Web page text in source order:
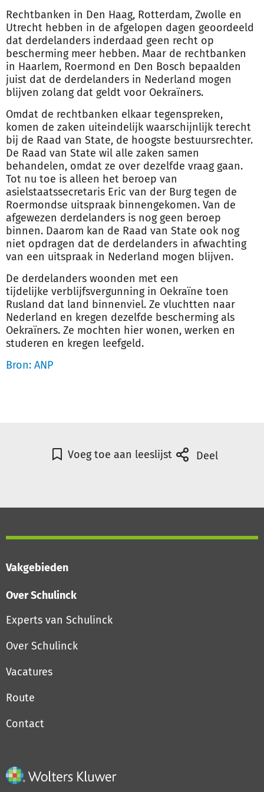
Rechtbanken in Den Haag, Rotterdam, Zwolle en
Utrecht hebben in de afgelopen dagen geoordeeld
dat derdelanders inderdaad geen recht op
bescherming meer hebben. Maar de rechtbanken
in Haarlem, Roermond en Den Bosch bepaalden
juist dat de derdelanders in Nederland mogen
blijven zolang dat geldt voor Oekraïners.
Omdat de rechtbanken elkaar tegenspreken,
komen de zaken uiteindelijk waarschijnlijk terecht
bij de Raad van State, de hoogste bestuursrechter.
De Raad van State wil alle zaken samen
behandelen, omdat ze over dezelfde vraag gaan.
Tot nu toe is alleen het beroep van
asielstaatssecretaris Eric van der Burg tegen de
Roermondse uitspraak binnengekomen. Van de
afgewezen derdelanders is nog geen beroep
binnen. Daarom kan de Raad van State ook nog
niet opdragen dat de derdelanders in afwachting
van een uitspraak in Nederland mogen blijven.
De derdelanders woonden met een
tijdelijke verblijfsvergunning in Oekraïne toen
Rusland dat land binnenviel. Ze vluchtten naar
Nederland en kregen dezelfde bescherming als
Oekraïners. Ze mochten hier wonen, werken en
studeren en kregen leefgeld.
Bron: ANP
Voeg toe aan leeslijst Deel
Vakgebieden
Over Schulinck
Experts van Schulinck
Over Schulinck
Vacatures
Route
Contact